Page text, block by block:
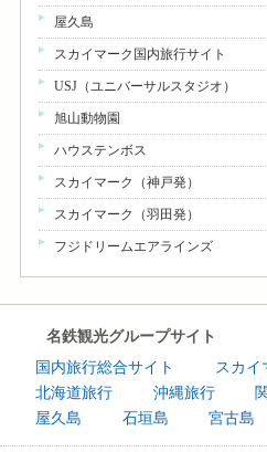
屋久島
スカイマーク国内旅行サイト
USJ（ユニバーサルスタジオ）
旭山動物園
ハウステンボス
スカイマーク（神戸発）
スカイマーク（羽田発）
フジドリームエアラインズ
名鉄観光グループサイト
国内旅行総合サイト
スカイ
北海道旅行
沖縄旅行
屋久島
石垣島 宮古島